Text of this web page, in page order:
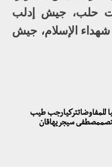
حلب، جيش إدلب
شهداء الإسلام، جيش
للمفاوضاتتركيارجب طيب
سيجريهاقان